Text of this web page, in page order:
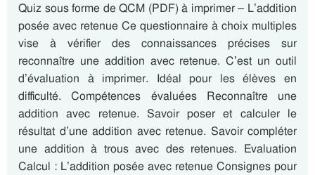
Quiz sous forme de QCM (PDF) à imprimer – L’addition
posée avec retenue Ce questionnaire à choix multiples
vise à vérifier des connaissances précises sur
reconnaître une addition avec retenue. C’est un outil
d’évaluation à imprimer. Idéal pour les élèves en
difficulté. Compétences évaluées Reconnaître une
addition avec retenue. Savoir poser et calculer le
résultat d’une addition avec retenue. Savoir compléter
une addition à trous avec des retenues. Evaluation
Calcul : L’addition posée avec retenue Consignes pour